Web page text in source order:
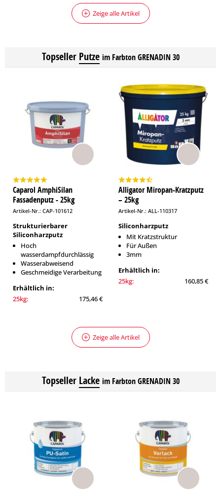
Zeige alle Artikel
Topseller Putze im Farbton GRENADIN 30
Caparol AmphiSilan
Fassadenputz - 25kg
Artikel-Nr.: CAP-101612
Strukturierbarer
Siliconharzputz
Hoch
wasserdampfdurchlässig
Wasserabweisend
Geschmeidige Verarbeitung
Erhältlich in:
25kg:
175,46 €
Alligator Miropan-Kratzputz
– 25kg
Artikel-Nr.: ALL-110317
Siliconharzputz
Mit Kratzstruktur
Für Außen
3mm
Erhältlich in:
25kg:
160,85 €
Zeige alle Artikel
Topseller Lacke im Farbton GRENADIN 30